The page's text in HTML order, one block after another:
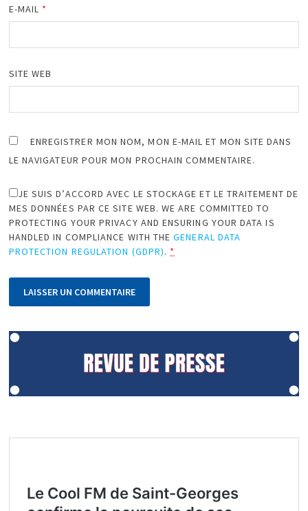
E-MAIL *
SITE WEB
ENREGISTRER MON NOM, MON E-MAIL ET MON SITE DANS
LE NAVIGATEUR POUR MON PROCHAIN COMMENTAIRE.
JE SUIS D’ACCORD AVEC LE STOCKAGE ET LE TRAITEMENT DE
MES DONNÉES PAR CE SITE WEB. WE ARE COMMITTED TO
PROTECTING YOUR PRIVACY AND ENSURING YOUR DATA IS
HANDLED IN COMPLIANCE WITH THEGENERAL DATA
PROTECTION REGULATION (GDPR). *